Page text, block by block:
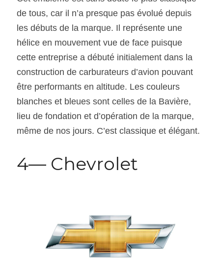
de tous, car il n’a presque pas évolué depuis
les débuts de la marque. Il représente une
hélice en mouvement vue de face puisque
cette entreprise a débuté initialement dans la
construction de carburateurs d’avion pouvant
être performants en altitude. Les couleurs
blanches et bleues sont celles de la Bavière,
lieu de fondation et d’opération de la marque,
même de nos jours. C’est classique et élégant.
4— Chevrolet